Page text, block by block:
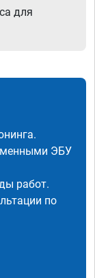
для
ЭБУ
работ.
по